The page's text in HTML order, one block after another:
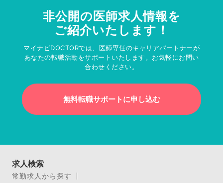
非公開の医師求人情報を
ご紹介いたします！
マイナビDOCTORでは、医師専任のキャリアパートナーが
あなたの転職活動をサポートいたします。お気軽にお問い
合わせください。
無料転職サポートに申し込む
求人検索
常勤求人から探す